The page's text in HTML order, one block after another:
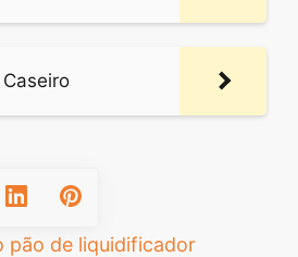
pão de liquidificador